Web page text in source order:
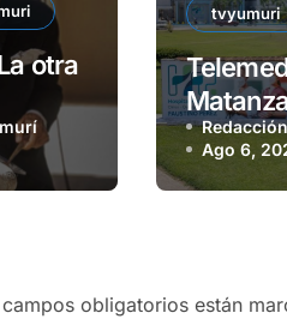
otra
tvyumuri
osada
Ago 6,
obligatorios están